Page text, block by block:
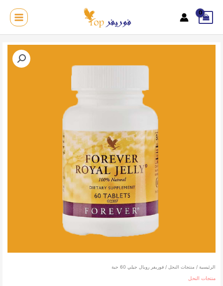
المحتوى
MAIN
MENU
الرئيسية / منتجات النحل / فوريفر رويال جيلي 60 حبة
منتجات النحل